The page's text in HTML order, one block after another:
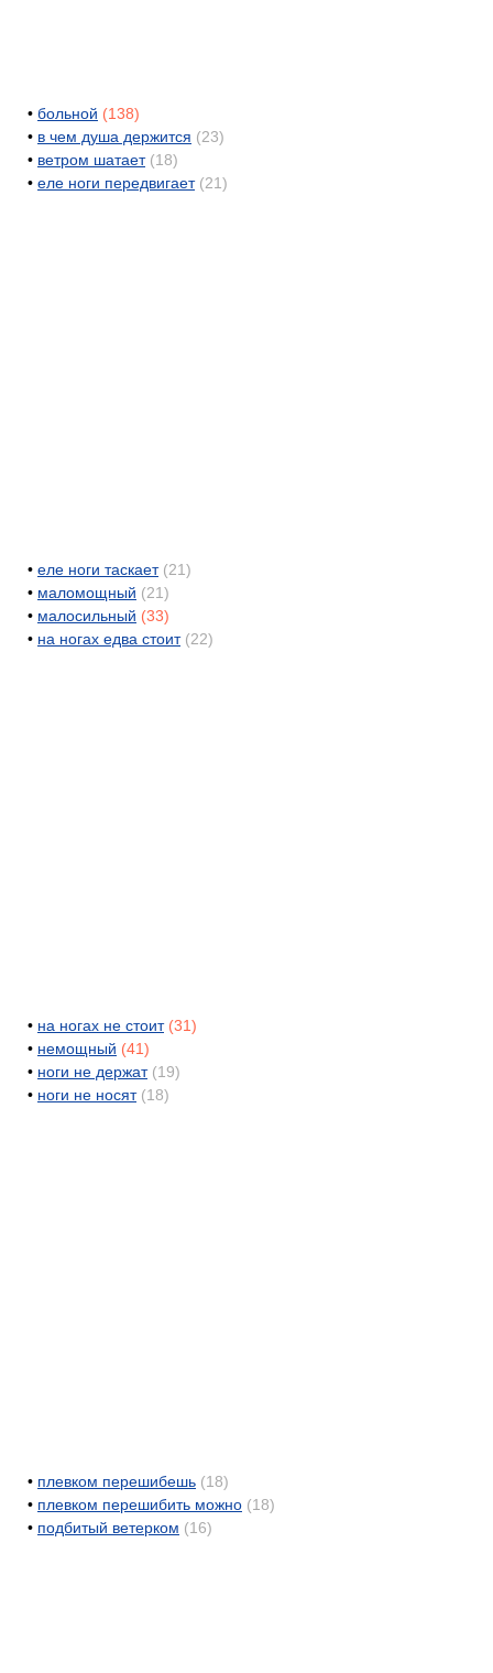
• больной (138)
• в чем душа держится (23)
• ветром шатает (18)
• еле ноги передвигает (21)
• еле ноги таскает (21)
• маломощный (21)
• малосильный (33)
• на ногах едва стоит (22)
• на ногах не стоит (31)
• немощный (41)
• ноги не держат (19)
• ноги не носят (18)
• плевком перешибешь (18)
• плевком перешибить можно (18)
• подбитый ветерком (16)